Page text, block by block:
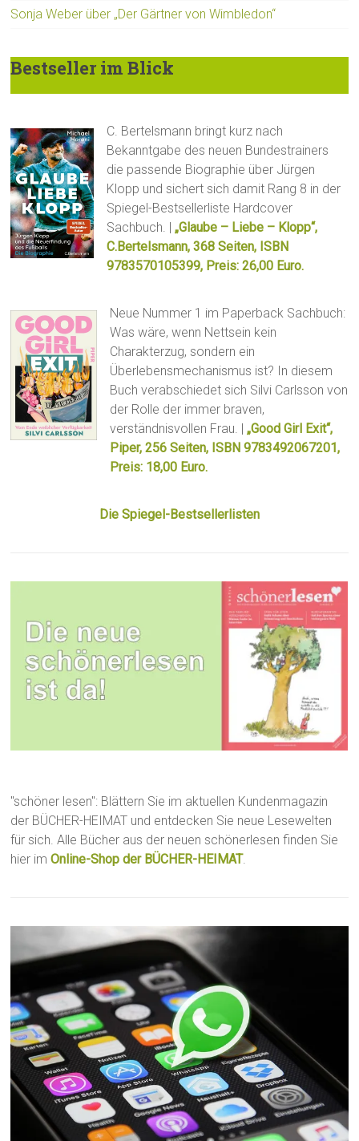
Sonja Weber über „Der Gärtner von Wimbledon“
Bestseller im Blick
C. Bertelsmann bringt kurz nach
Bekanntgabe des neuen Bundestrainers
die passende Biographie über Jürgen
Klopp und sichert sich damit Rang 8 in der
Spiegel-Bestsellerliste Hardcover
Sachbuch. |„Glaube – Liebe – Klopp“,
C.Bertelsmann, 368 Seiten, ISBN
9783570105399, Preis: 26,00 Euro.
Neue Nummer 1 im Paperback Sachbuch:
Was wäre, wenn Nettsein kein
Charakterzug, sondern ein
Überlebensmechanismus ist? In diesem
Buch verabschiedet sich Silvi Carlsson von
der Rolle der immer braven,
verständnisvollen Frau. |„Good Girl Exit“,
Piper, 256 Seiten, ISBN 9783492067201,
Preis: 18,00 Euro.
Die Spiegel-Bestsellerlisten
"schöner lesen": Blättern Sie im aktuellen Kundenmagazin
der BÜCHER-HEIMAT und entdecken Sie neue Lesewelten
für sich. Alle Bücher aus der neuen schönerlesen finden Sie
hier imOnline-Shop der BÜCHER-HEIMAT.